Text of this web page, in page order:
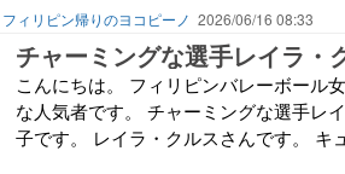
フィリピン帰りのヨコピーノ 2026/06/16 08:33
チャーミングな選手レイラ
こんにちは。 フィリピンバレーボール
な人気者です。 チャーミングな選手レ
子です。 レイラ・クルスさんです。 キ